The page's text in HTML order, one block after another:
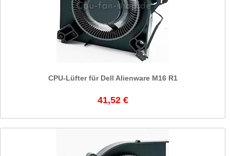
CPU-Lüfter für Dell Alienware M16 R1
41,52 €